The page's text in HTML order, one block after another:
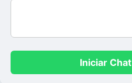
Iniciar Chat